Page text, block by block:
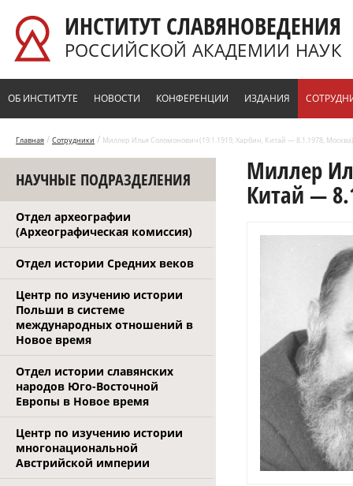
ИНСТИТУТ СЛАВЯНОВЕДЕНИЯ
РОССИЙСКОЙ АКАДЕМИИ НАУК
ОБ ИНСТИТУТЕ НОВОСТИ КОНФЕРЕНЦИИ ИЗДАНИЯ
Главная / Сотрудники / Миллер Илья Соломонович (19.1.1919, Харбин, Китай — 8.1.1978, Москва)
НАУЧНЫЕ ПОДРАЗДЕЛЕНИЯ
Отдел археографии
(Археографическая комиссия)
Отдел истории Средних веков
Центр по изучению истории
Польши в системе
международных отношений в
Новое время
Отдел истории славянских
народов Юго-Восточной
Европы в Новое время
Центр по изучению истории
многонациональной
Австрийской империи
Миллер
Китай —